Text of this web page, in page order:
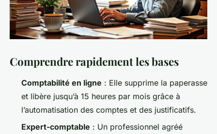
Comprendre rapidement les bases
Comptabilité en ligne : Elle supprime la paperasse
et libère jusqu’à 15 heures par mois grâce à
l’automatisation des comptes et des justificatifs.
Expert-comptable : Un professionnel agréé